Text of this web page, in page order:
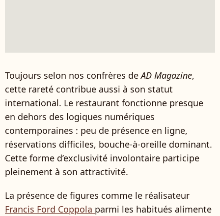
Toujours selon nos confrères deAD Magazine,
cette rareté contribue aussi à son statut
international. Le restaurant fonctionne presque
en dehors des logiques numériques
contemporaines : peu de présence en ligne,
réservations difficiles, bouche-à-oreille dominant.
Cette forme d’exclusivité involontaire participe
pleinement à son attractivité.
La présence de figures comme le réalisateur
Francis Ford Coppola parmi les habitués alimente